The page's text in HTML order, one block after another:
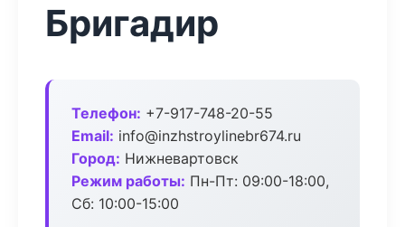
Бригадир
Телефон: +7-917-748-20-55
Email: info@inzhstroylinebr674.ru
Город: Нижневартовск
Режим работы: Пн-Пт: 09:00-18:00,
Сб: 10:00-15:00